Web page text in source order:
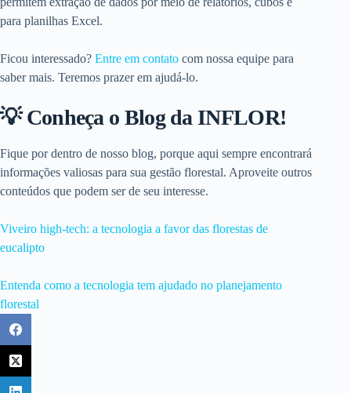
para planilhas Excel.
Ficou interessado? Entre em contato com nossa equipe para
saber mais. Teremos prazer em ajudá-lo.
💡 Conheça o Blog da INFLOR!
Fique por dentro de nosso blog, porque aqui sempre encontrará
informações valiosas para sua gestão florestal. Aproveite outros
conteúdos que podem ser de seu interesse.
Viveiro high-tech: a tecnologia a favor das florestas de
eucalipto
Entenda como a tecnologia tem ajudado no planejamento
florestal